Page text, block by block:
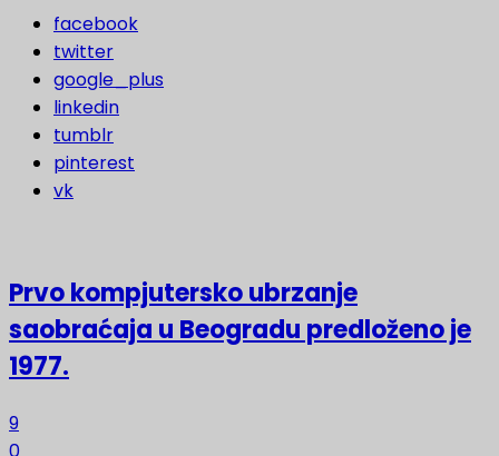
facebook
twitter
google_plus
linkedin
tumblr
pinterest
vk
Prvo kompjutersko ubrzanje
saobraćaja u Beogradu predloženo je
1977.
9
0